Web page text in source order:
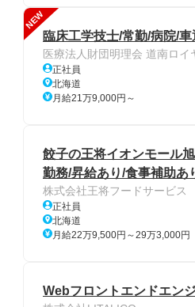
NEW
臨床工学技士/常勤/病院/
医療法人財団明理会 道南ロイ
正社員
北海道
月給21万9,000円～
餃子の王将イオンモール
勤務/昇給あり/食事補助あ
株式会社王将フードサービス
正社員
北海道
月給22万9,500円～29万3,000円
Webフロントエンドエン